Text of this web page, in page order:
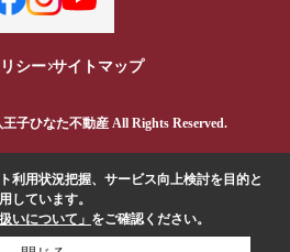
シー サイトマップ
子ひなた不動産 All Rights Reserved.
利用状況把握、サービス向上検討を目的と
しています。
いについて」 をご確認ください。